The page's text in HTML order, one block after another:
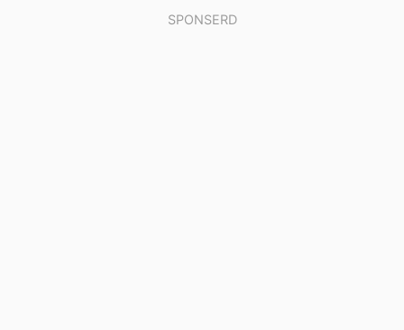
SPONSERD